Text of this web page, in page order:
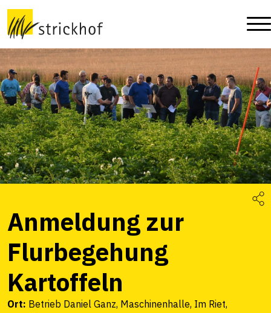
Anmeldung zur
Flurbegehung
Kartoffeln
Ort: Betrieb Daniel Ganz, Maschinenhalle, Im Riet,